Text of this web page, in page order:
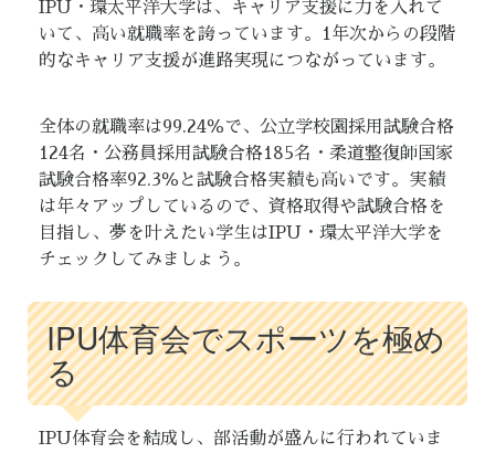
IPU・環太平洋大学は、キャリア支援に力を入れて
いて、高い就職率を誇っています。1年次からの段階
的なキャリア支援が進路実現につながっています。
全体の就職率は99.24％で、公立学校園採用試験合格
124名・公務員採用試験合格185名・柔道整復師国家
試験合格率92.3％と試験合格実績も高いです。実績
は年々アップしているので、資格取得や試験合格を
目指し、夢を叶えたい学生はIPU・環太平洋大学を
チェックしてみましょう。
IPU体育会でスポーツを極め
る
IPU体育会を結成し、部活動が盛んに行われていま